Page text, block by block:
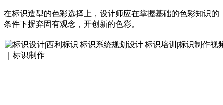
在标识造型的色彩选择上，设计师应在掌握基础的色彩知识的
条件下摒弃固有观念，开创新的色彩。